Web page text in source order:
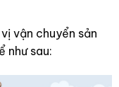
vận chuyển sản
như sau: